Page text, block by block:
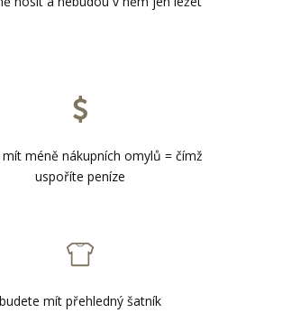
méně nákupních omylů = čímž
uspoříte peníze
budete mít přehledný šatník